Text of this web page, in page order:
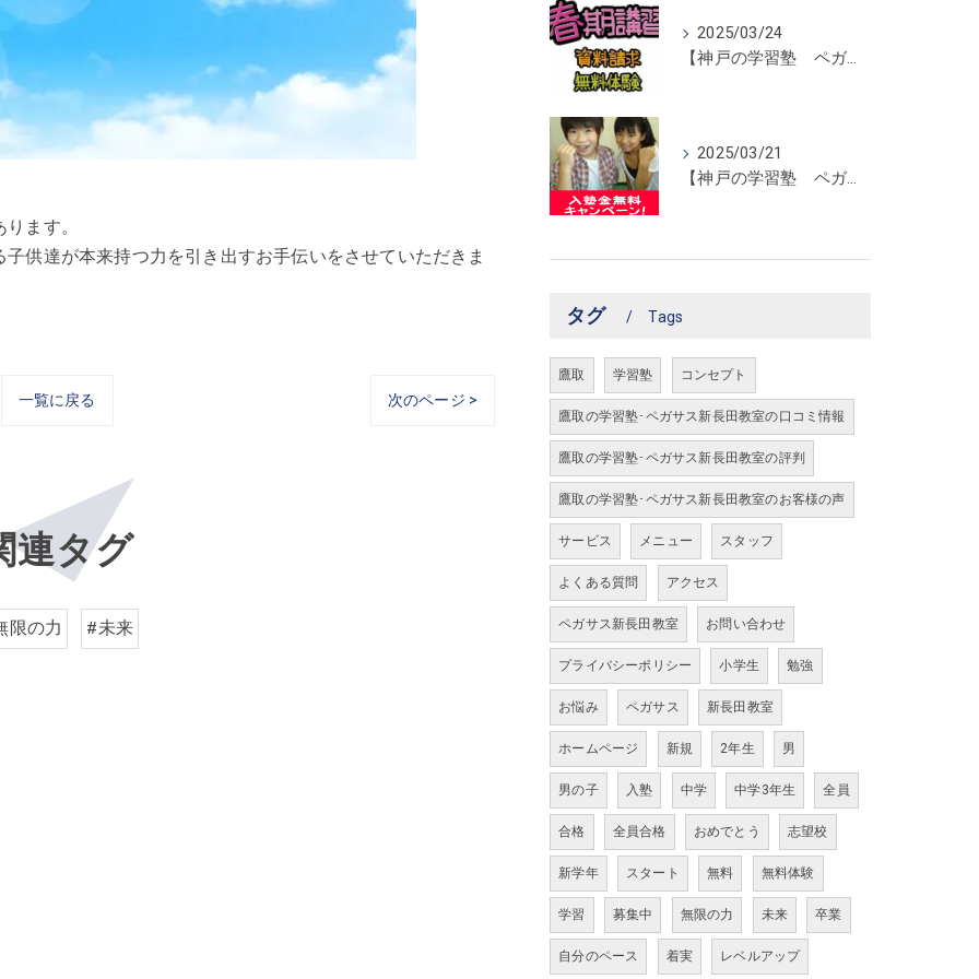
ます。
供達が本来持つ力を引き出すお手伝いをさせていただきま
一覧に戻る 次のページ >
連タグ
限の力 #未来
2025/03/24
【神戸の学習塾 ペガサス新長田教室】春期講習開催！
2025/03/21
【神戸の学習塾 ペガサス新長田教室】入塾金無料キャンペーン！
タグ Tags
鷹取 学習塾 コンセプト
鷹取の学習塾･ペガサス新長田教室の口コミ情報
鷹取の学習塾･ペガサス新長田教室の評判
鷹取の学習塾･ペガサス新長田教室のお客様の声
サービス メニュー スタッフ
よくある質問 アクセス
ペガサス新長田教室 お問い合わせ
プライバシーポリシー 小学生 勉強
お悩み ペガサス 新長田教室
ホームページ 新規 2年生 男
男の子 入塾 中学 中学3年生 全員
合格 全員合格 おめでとう 志望校
新学年 スタート 無料 無料体験
学習 募集中 無限の力 未来 卒業
自分のペース 着実 レベルアップ